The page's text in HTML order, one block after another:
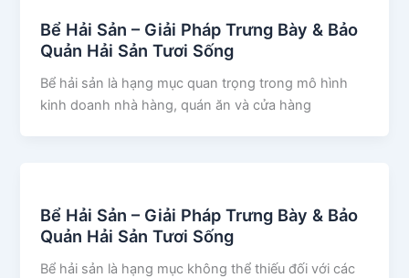
Bể Hải Sản – Giải Pháp Trưng Bày & Bảo
Quản Hải Sản Tươi Sống
Bể hải sản là hạng mục quan trọng trong mô hình
kinh doanh nhà hàng, quán ăn và cửa hàng
Bể Hải Sản – Giải Pháp Trưng Bày & Bảo
Quản Hải Sản Tươi Sống
Bể hải sản là hạng mục không thể thiếu đối với các